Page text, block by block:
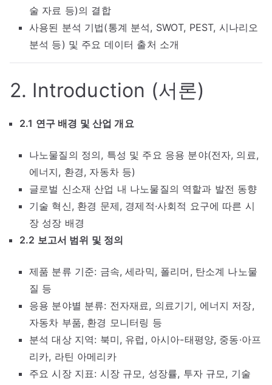
술 자료 등)의 결합
사용된 분석 기법(통계 분석, SWOT, PEST, 시나리오
분석 등) 및 주요 데이터 출처 소개
2. Introduction (서론)
2.1 연구 배경 및 산업 개요
나노물질의 정의, 특성 및 주요 응용 분야(전자, 의료,
에너지, 환경, 자동차 등)
글로벌 신소재 산업 내 나노물질의 역할과 발전 동향
기술 혁신, 환경 문제, 경제적·사회적 요구에 따른 시
장 성장 배경
2.2 보고서 범위 및 정의
제품 분류 기준: 금속, 세라믹, 폴리머, 탄소계 나노물
질 등
응용 분야별 분류: 전자재료, 의료기기, 에너지 저장,
자동차 부품, 환경 모니터링 등
분석 대상 지역: 북미, 유럽, 아시아-태평양, 중동·아프
리카, 라틴 아메리카
주요 시장 지표: 시장 규모, 성장률, 투자 규모, 기술